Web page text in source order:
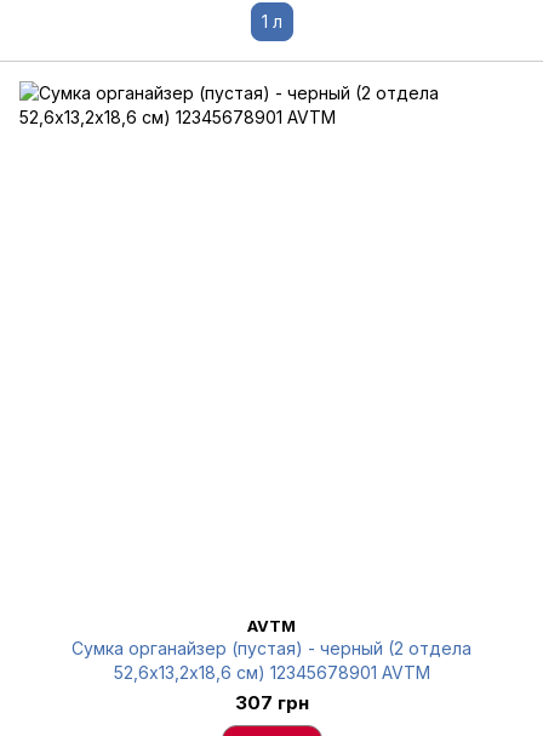
1 л
AVTM
Сумка органайзер (пустая) - черный (2 отдела
52,6х13,2х18,6 см) 12345678901 AVTM
307 грн